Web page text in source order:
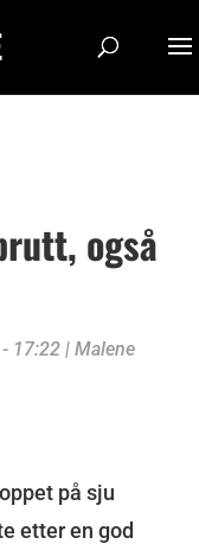
også
17:22 | Malene
på sju
etter en god